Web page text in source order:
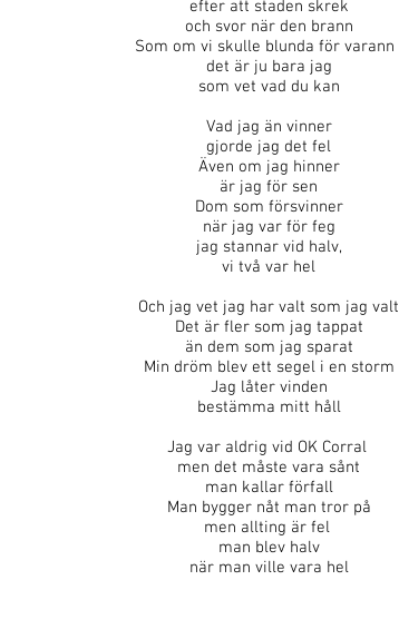
efter att staden skrek
och svor när den brann
Som om vi skulle blunda för varann
det är ju bara jag
som vet vad du kan
Vad jag än vinner
gjorde jag det fel
Även om jag hinner
är jag för sen
Dom som försvinner
när jag var för feg
jag stannar vid halv,
vi två var hel
Och jag vet jag har valt som jag valt
Det är fler som jag tappat
än dem som jag sparat
Min dröm blev ett segel i en storm
Jag låter vinden
bestämma mitt håll
Jag var aldrig vid OK Corral
men det måste vara sånt
man kallar förfall
Man bygger nåt man tror på
men allting är fel
man blev halv
när man ville vara hel